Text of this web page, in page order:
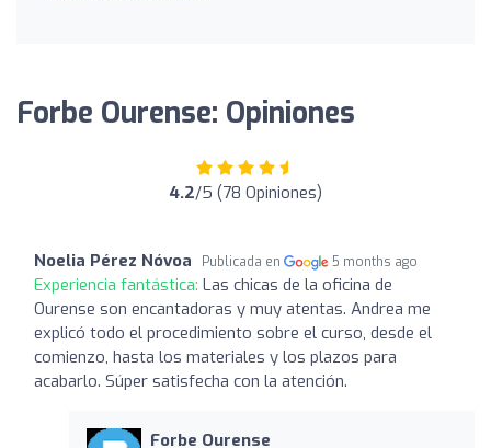
Forbe Ourense: Opiniones
4.2/5 (78 Opiniones)
Noelia Pérez Nóvoa Publicada en 5 months ago
Experiencia fantástica: Las chicas de la oficina de
Ourense son encantadoras y muy atentas. Andrea me
explicó todo el procedimiento sobre el curso, desde el
comienzo, hasta los materiales y los plazos para
acabarlo. Súper satisfecha con la atención.
Forbe Ourense